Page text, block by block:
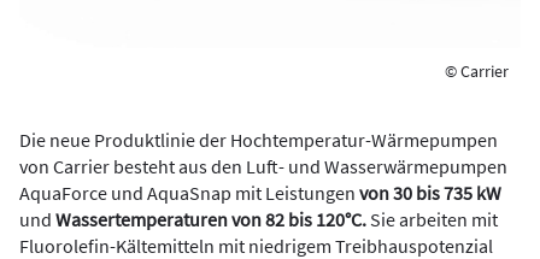
© Carrier
Die neue Produktlinie der Hochtemperatur-Wärmepumpen
von Carrier besteht aus den Luft- und Wasserwärmepumpen
AquaForce und AquaSnap mit Leistungen von 30 bis 735 kW
und Wassertemperaturen von 82 bis 120°C. Sie arbeiten mit
Fluorolefin-Kältemitteln mit niedrigem Treibhauspotenzial